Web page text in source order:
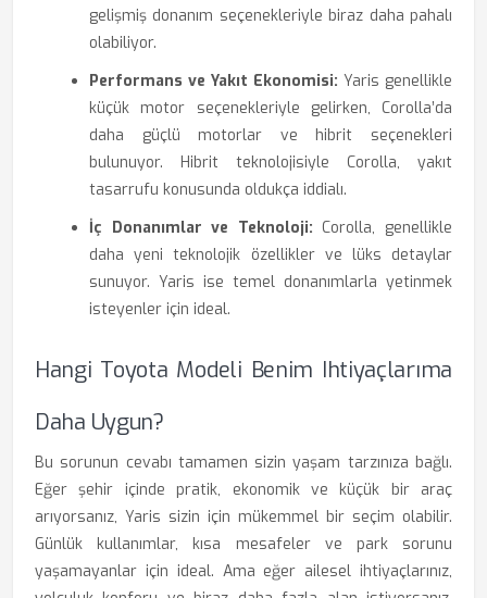
gelişmiş donanım seçenekleriyle biraz daha pahalı
olabiliyor.
Performans ve Yakıt Ekonomisi: Yaris genellikle
küçük motor seçenekleriyle gelirken, Corolla’da
daha güçlü motorlar ve hibrit seçenekleri
bulunuyor. Hibrit teknolojisiyle Corolla, yakıt
tasarrufu konusunda oldukça iddialı.
İç Donanımlar ve Teknoloji: Corolla, genellikle
daha yeni teknolojik özellikler ve lüks detaylar
sunuyor. Yaris ise temel donanımlarla yetinmek
isteyenler için ideal.
Hangi Toyota Modeli Benim Ihtiyaçlarıma
Daha Uygun?
Bu sorunun cevabı tamamen sizin yaşam tarzınıza bağlı.
Eğer şehir içinde pratik, ekonomik ve küçük bir araç
arıyorsanız, Yaris sizin için mükemmel bir seçim olabilir.
Günlük kullanımlar, kısa mesafeler ve park sorunu
yaşamayanlar için ideal. Ama eğer ailesel ihtiyaçlarınız,